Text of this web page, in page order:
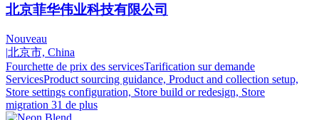
北京菲华伟业科技有限公司
Nouveau
|北京市, China
Fourchette de prix des servicesTarification sur demande
ServicesProduct sourcing guidance, Product and collection setup,
Store settings configuration, Store build or redesign, Store
migration 31 de plus